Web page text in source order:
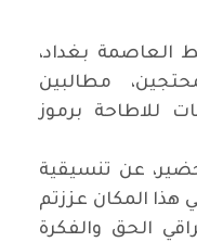
العاصمة بغداد،
مطالبين
للاطاحة برموز
عن تنسيقية
هذا المكان عززتم
الحق والفكرة